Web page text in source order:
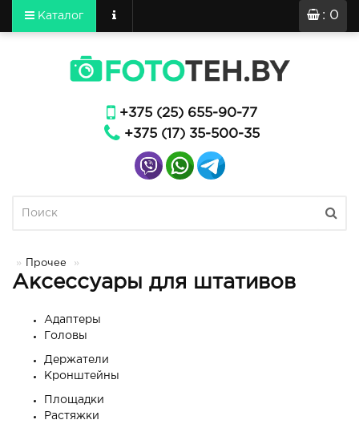
: 0
Каталог
+375 (25) 655-90-77
+375 (17) 35-500-35
Прочее
Аксессуары для штативов
Адаптеры
Головы
Держатели
Кронштейны
Площадки
Растяжки